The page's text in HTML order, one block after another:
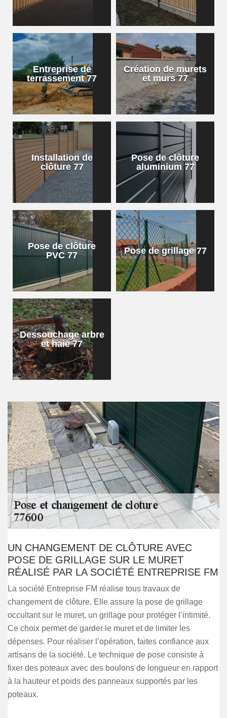
Entreprise de
terrassement 77
Création de murets
et murs 77
Installation de
clôture 77
Pose de clôture
aluminium 77
Pose de clôture
PVC 77
Pose de grillage 77
Dessouchage arbre
et haie 77
UN CHANGEMENT DE CLÔTURE AVEC
POSE DE GRILLAGE SUR LE MURET
RÉALISÉ PAR LA SOCIÉTÉ ENTREPRISE FM
La société Entreprise FM réalise tous travaux de
changement de clôture. Elle assure la pose de grillage
occultant sur le muret, un grillage pour protéger l’intimité.
Ce choix permet de garder le muret et de limiter les
dépenses. Pour réaliser l’opération, faites confiance aux
artisans de la société. Le technique de pose consiste à
fixer des poteaux avec des boulons de longueur en rapport
à la hauteur et poids des panneaux supportés par les
poteaux.